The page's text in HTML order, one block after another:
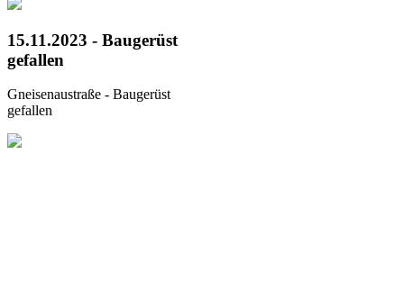
15.11.2023 - Baugerüst
gefallen
Gneisenaustraße - Baugerüst
gefallen